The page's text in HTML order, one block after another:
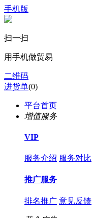
手机版
扫一扫
用手机做贸易
二维码
进货单(0)
平台首页
增值服务
VIP
服务介绍 服务对比
推广服务
排名推广 意见反馈